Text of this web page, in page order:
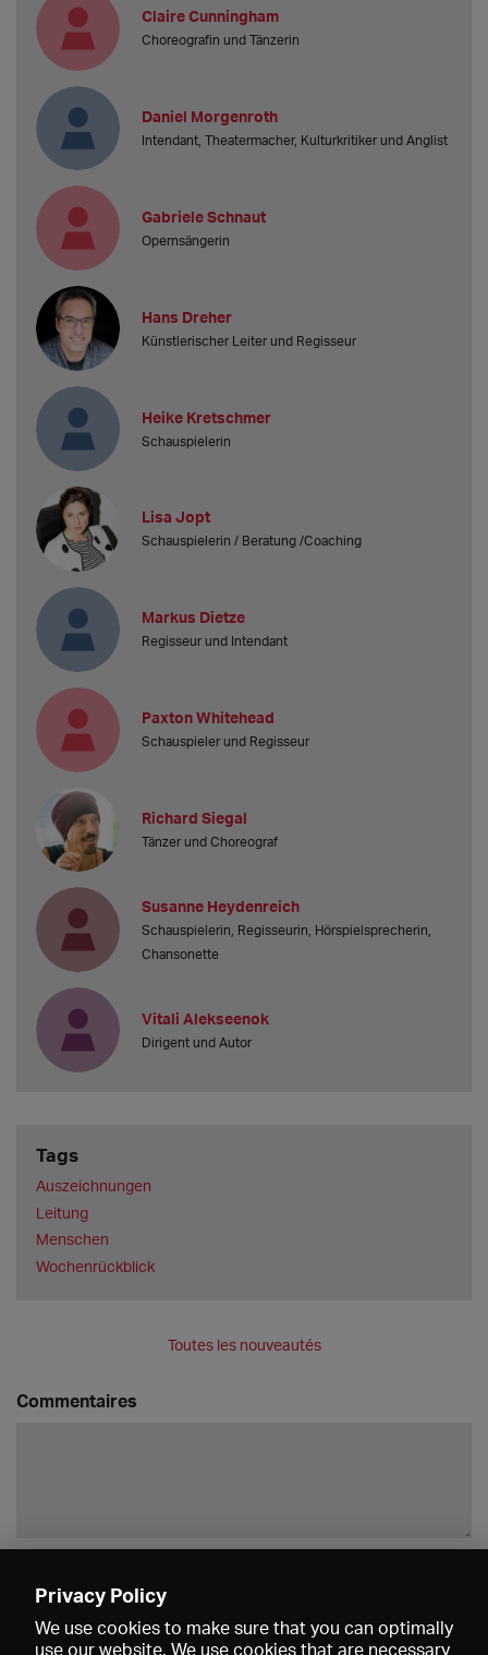
Claire Cunningham
Choreografin und Tänzerin
Daniel Morgenroth
Intendant, Theatermacher, Kulturkritiker und Anglist
Gabriele Schnaut
Opernsängerin
Hans Dreher
Künstlerischer Leiter und Regisseur
Heike Kretschmer
Schauspielerin
Lisa Jopt
Schauspielerin / Beratung /Coaching
Markus Dietze
Regisseur und Intendant
Paxton Whitehead
Schauspieler und Regisseur
Richard Siegal
Tänzer und Choreograf
Susanne Heydenreich
Schauspielerin, Regisseurin, Hörspielsprecherin,
Chansonette
Vitali Alekseenok
Dirigent und Autor
Tags
Auszeichnungen
Leitung
Menschen
Wochenrückblick
Toutes les nouveautés
Commentaires
Privacy Policy
We use cookies to make sure that you can optimally
use our website. We use cookies that are necessary